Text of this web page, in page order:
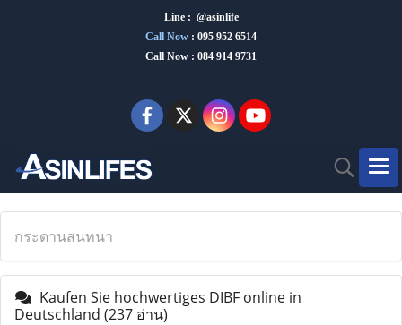
Line : @asinlife
Call Now : 095 952 6514
Call Now : 084 914 9731
กระดานสนทนา
Kaufen Sie hochwertiges DIBF online in
Deutschland (237 อ่าน)